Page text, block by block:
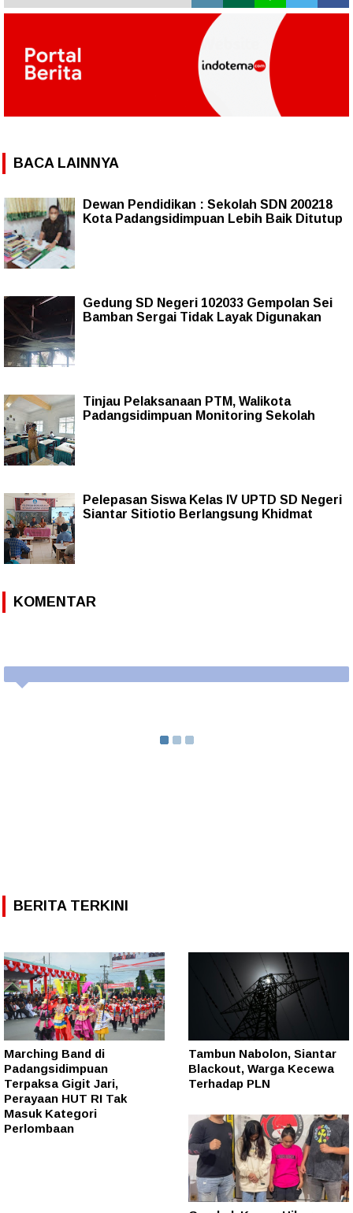
BACA LAINNYA
Dewan Pendidikan : Sekolah SDN 200218
Kota Padangsidimpuan Lebih Baik Ditutup
Gedung SD Negeri 102033 Gempolan Sei
Bamban Sergai Tidak Layak Digunakan
Tinjau Pelaksanaan PTM, Walikota
Padangsidimpuan Monitoring Sekolah
Pelepasan Siswa Kelas IV UPTD SD Negeri
Siantar Sitiotio Berlangsung Khidmat
KOMENTAR
BERITA TERKINI
Marching Band di
Padangsidimpuan
Terpaksa Gigit Jari,
Perayaan HUT RI Tak
Masuk Kategori
Perlombaan
Tambun Nabolon, Siantar
Blackout, Warga Kecewa
Terhadap PLN